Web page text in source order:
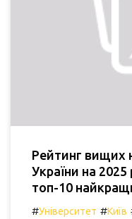
Рейтинг вищих
України на
топ-10
#Університет #Київ